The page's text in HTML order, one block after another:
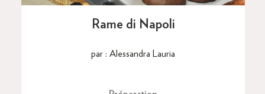
Rame di Napoli
par : Alessandra Lauria